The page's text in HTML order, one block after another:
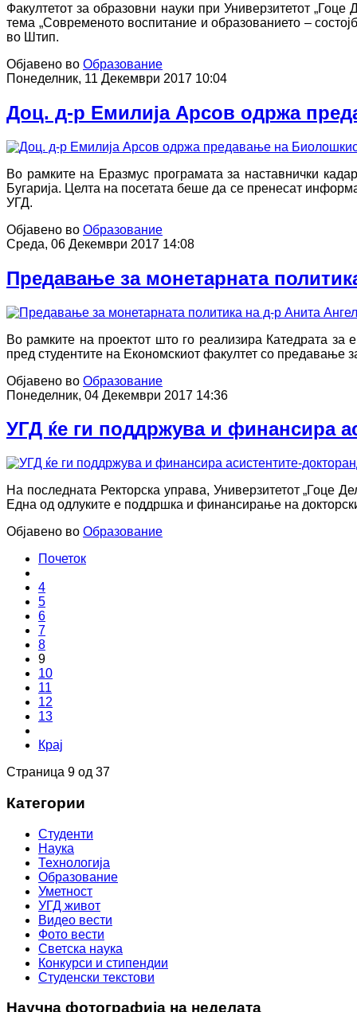
Факултетот за образовни науки при Универзитетот
тема „Современото воспитание и образованието –
во Штип.
Објавено во Образование
Понеделник, 11 Декември 2017 10:04
Доц. д-р Емилија Арсов одржа
Во рамките на Еразмус програмата за наставнички
Бугарија. Целта на посетата беше да се пренесат
УГД.
Објавено во Образование
Среда, 06 Декември 2017 14:08
Предавање за монетарната
Во рамките на проектот што го реализира Катедрата
пред студентите на Економскиот факултет со
Објавено во Образование
Понеделник, 04 Декември 2017 14:36
УГД ќе ги поддржува и финансира
На последната Ректорска управа, Универзитетот „Гоце
Една од одлуките е поддршка и финансирање на
Објавено во Образование
Почеток
4
5
6
7
8
9
10
11
12
13
Крај
Страница 9 од 37
Категории
Студенти
Наука
Технологија
Образование
Уметност
УГД живот
Видео вести
Фото вести
Светска наука
Конкурси и стипендии
Студенски текстови
Научна фотографија на неделата